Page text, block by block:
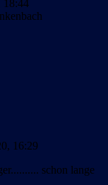
18:44
16:29
schon lange